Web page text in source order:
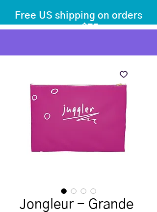
Free US shipping on orders
over $75
Jongleur - Grande